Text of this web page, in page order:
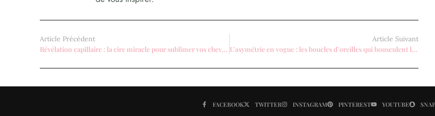
Article Précédent
Révélation capillaire : la cire miracle pour sublimer vos cheveux crépus !
Article Suivant
L’asymétrie en vogue : les boucles d’oreilles qui bousculent la mode féminine
FACEBOOK TWITTER INSTAGRAM PINTEREST YOUTUBE